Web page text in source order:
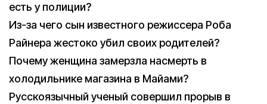
есть у полиции?
Из-за чего сын известного режиссера Роба
Райнера жестоко убил своих родителей?
Почему женщина замерзла насмерть в
холодильнике магазина в Майами?
Русскоязычный ученый совершил прорыв в